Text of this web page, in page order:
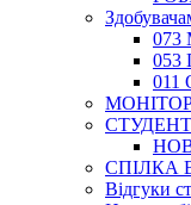
073
053
011
СПІЛКА
Відгуки